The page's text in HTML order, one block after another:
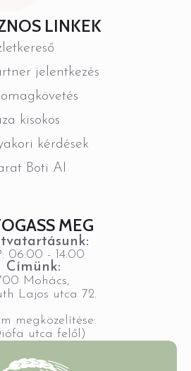
LINKEK
jelentkezés
kisokos
kérdések
Boti AI
MEG
06:00 - 14:00
Címünk:
Mohács,
Lajos utca 72.
megközelítése:
utca felől)